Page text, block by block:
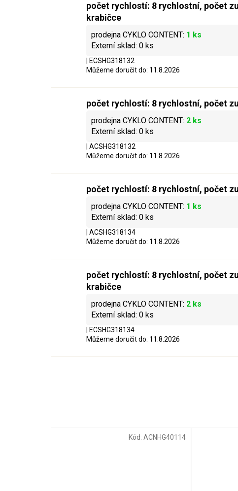
Kód: ACNHG40114
počet rychlostí: 8 rychlostní, počet
krabičce
1 ks
0 ks
| ECSHG318132
Můžeme doručit do: 11.8.2026
počet rychlostí: 8 rychlostní, počet
2 ks
0 ks
| ACSHG318132
Můžeme doručit do: 11.8.2026
počet rychlostí: 8 rychlostní, počet
1 ks
0 ks
| ACSHG318134
Můžeme doručit do: 11.8.2026
počet rychlostí: 8 rychlostní, počet
krabičce
2 ks
0 ks
| ECSHG318134
Můžeme doručit do: 11.8.2026